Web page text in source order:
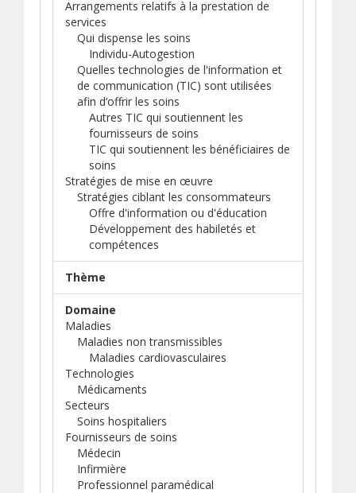
Arrangements relatifs à la prestation de
services
Qui dispense les soins
Individu-Autogestion
Quelles technologies de l'information et
de communication (TIC) sont utilisées
afin d’offrir les soins
Autres TIC qui soutiennent les
fournisseurs de soins
TIC qui soutiennent les bénéficiaires de
soins
Stratégies de mise en œuvre
Stratégies ciblant les consommateurs
Offre d'information ou d'éducation
Développement des habiletés et
compétences
Thème
Domaine
Maladies
Maladies non transmissibles
Maladies cardiovasculaires
Technologies
Médicaments
Secteurs
Soins hospitaliers
Fournisseurs de soins
Médecin
Infirmière
Professionnel paramédical